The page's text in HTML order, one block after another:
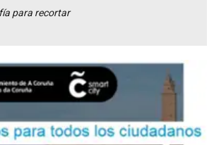
para recortar